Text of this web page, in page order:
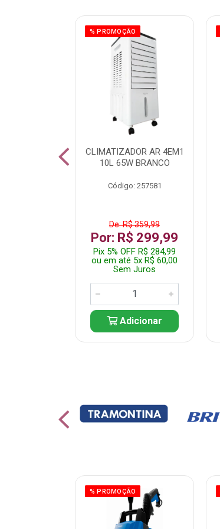
% PROMOÇÃO
CLIMATIZADOR AR 4EM1
10L 65W BRANCO
Código: 257581
De: R$ 359,99
Por: R$ 299,99
Pix 5% OFF R$ 284,99
ou em até 5x R$ 60,00
Sem Juros
Adicionar
% PROMOÇÃO